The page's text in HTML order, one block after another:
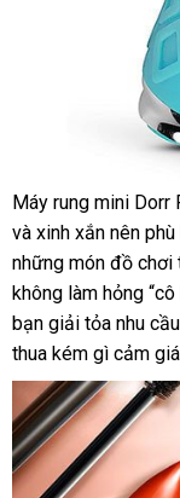
Máy
rung
mini
kim
cương
Dorr
Foxy
Diamond
MS40M
có
động
Máy rung mini Dorr
và xinh xắn nên
những món đồ
không làm hỏng “cô
bạn giải tỏa nhu
thua kém gì cảm